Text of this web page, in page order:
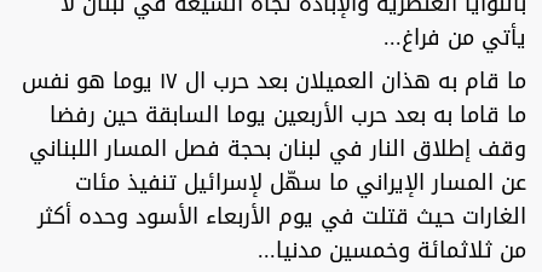
يأتي من فراغ...
ما قام به هذان العميلان بعد حرب ال ١٧ يوما هو نفس
ما قاما به بعد حرب الأربعين يوما السابقة حين رفضا
وقف إطلاق النار في لبنان بحجة فصل المسار اللبناني
عن المسار الإيراني ما سهّل لإسرائيل تنفيذ مئات
الغارات حيث قتلت في يوم الأربعاء الأسود وحده أكثر
من ثلاثمائة وخمسين مدنيا...